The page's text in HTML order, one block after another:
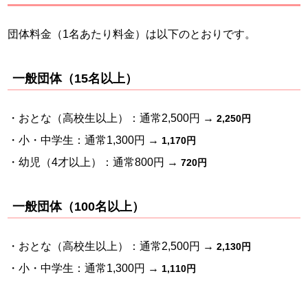
団体料金（1名あたり料金）は以下のとおりです。
一般団体（15名以上）
・おとな（高校生以上）：通常2,500円 →2,250円
・小・中学生：通常1,300円 → 1,170円
・幼児（4才以上）：通常800円 →720円
一般団体（100名以上）
・おとな（高校生以上）：通常2,500円 →2,130円
・小・中学生：通常1,300円 → 1,110円